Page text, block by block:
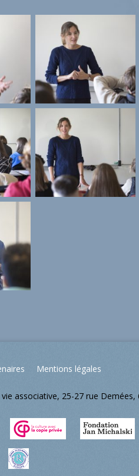
Mentions légales
associative, 25-27 rue Demées,